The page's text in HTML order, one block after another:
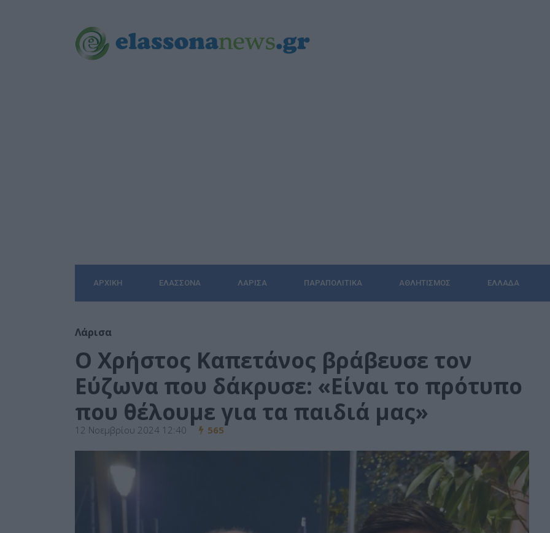
ΑΡΧΙΚΉ ΕΛΑΣΣΌΝΑ ΛΆΡΙΣΑ ΠΑΡΑΠΟΛΙΤΙΚΆ ΑΘΛΗΤΙΣΜΌΣ ΕΛΛΆΔΑ
Λάρισα
Ο Χρήστος Καπετάνος βράβευσε τον
Εύζωνα που δάκρυσε: «Είναι το πρότυπο
που θέλουμε για τα παιδιά μας»
12 Νοεμβρίου 2024 12:40 565